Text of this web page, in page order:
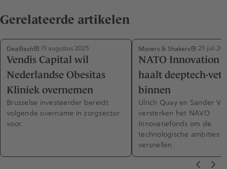
Gerelateerde artikelen
Dealflash 15 augustus 2025
Vendis Capital wil
Nederlandse Obesitas
Kliniek overnemen
Brusselse investeerder bereidt
volgende overname in zorgsector
voor.
Movers & Shakers 25 juli
NATO Innovation
haalt deeptech-
binnen
Ulrich Quay en Sander
versterken het NAVO
Innovatiefonds om de
technologische ambities
versnellen.